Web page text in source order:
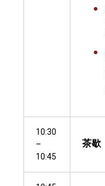
10:30
–
10:45
茶歇